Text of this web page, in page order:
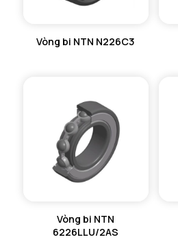
Vòng bi NTN N226C3
Vòng bi NTN
6226LLU/2AS